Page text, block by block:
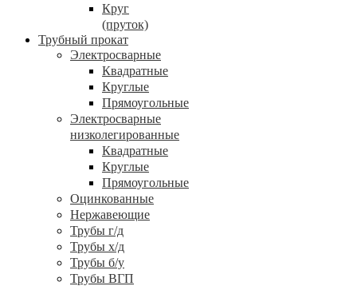
Круг
(пруток)
Трубный прокат
Электросварные
Квадратные
Круглые
Прямоугольные
Электросварные
низколегированные
Квадратные
Круглые
Прямоугольные
Оцинкованные
Нержавеющие
Трубы г/д
Трубы х/д
Трубы б/у
Трубы ВГП